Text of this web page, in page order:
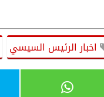
اخبار الرئيس السيسي